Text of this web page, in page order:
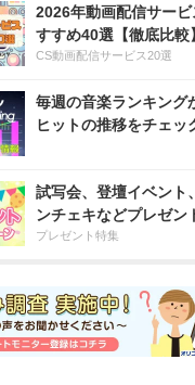
2026年動画配信サービ
すすめ40選【徹底比較】
CS動画配信サービス20選
毎週の音楽ランキング
ヒットの推移をチェッ
試写会、登壇イベント
ンチェキなどプレゼン
プレゼント特集